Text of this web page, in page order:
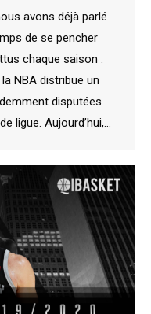
avons déjà parlé
de se pencher
chaque saison :
NBA distribue un
disputées
ligue. Aujourd’hui,…